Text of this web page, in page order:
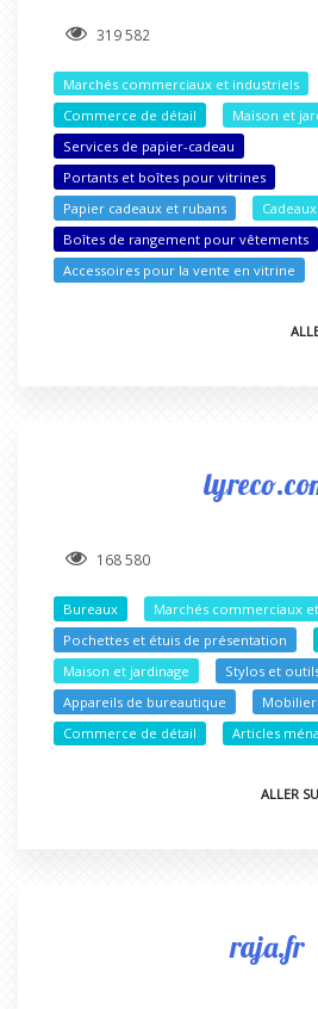
319 582
Marchés commerciaux et industriels
Commerce de détail
Maison et
Services de papier-cadeau
Portants et boîtes pour vitrines
Papier cadeaux et rubans
Boîtes de rangement pour vêtements
Accessoires pour la vente en vitrine
168 580
Bureaux
Marchés commerciaux
Pochettes et étuis de présentation
Maison et jardinage
Stylos et
Appareils de bureautique
Commerce de détail
Articles
ALLER
raja.fr